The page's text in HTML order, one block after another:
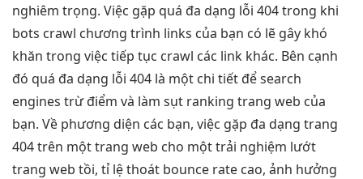
nghiêm trọng. Việc gặp quá đa dạng lỗi 404 trong khi
bots crawl chương trình links của bạn có lẽ gây khó
khăn trong việc tiếp tục crawl các link khác. Bên cạnh
đó quá đa dạng lỗi 404 là một chi tiết để search
engines trừ điểm và làm sụt ranking trang web của
bạn. Về phương diện các bạn, việc gặp đa dạng trang
404 trên một trang web cho một trải nghiệm lướt
trang web tồi, tỉ lệ thoát bounce rate cao, ảnh hưởng